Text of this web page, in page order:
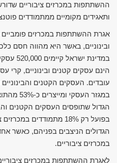
ההשתתפות במכרזים ציבוריים
ותאגידים מקומיים ממתמודדים
אגרת ההשתתפות במכרזים
ובינוניים, באשר היא מהווה חסם
במגזר
הגדול שתופסים העסקים הקטנים
בפועל רק 18% מתמודדים
הגדולים הניצבים בפניהם, כאשר
במכרזים ציבוריים.
לאגרת ההשתתפות במכרזים